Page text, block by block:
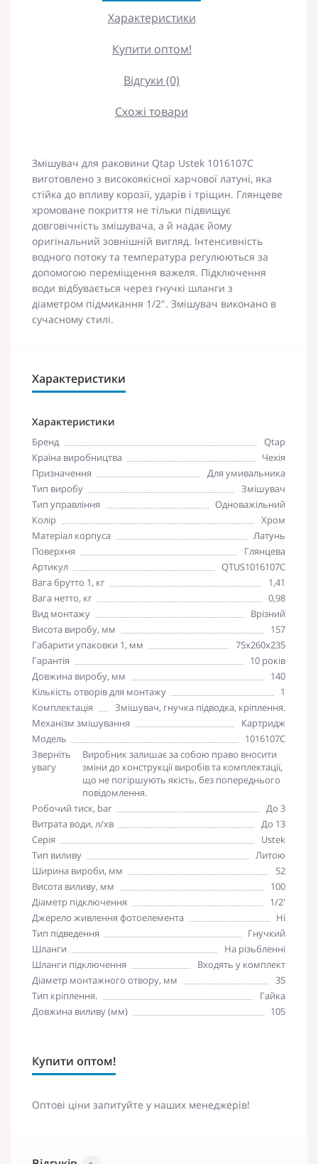
Характеристики
Купити оптом!
Відгуки (0)
Схожі товари
Змішувач для раковини Qtap Ustek 1016107C
виготовлено з високоякісної харчової латуні, яка
стійка до впливу корозії, ударів і тріщин. Глянцеве
хромоване покриття не тільки підвищує
довговічність змішувача, а й надає йому
оригінальний зовнішній вигляд. Інтенсивність
водного потоку та температура регулюються за
допомогою переміщення важеля. Підключення
води відбувається через гнучкі шланги з
діаметром підмикання 1/2". Змішувач виконано в
сучасному стилі.
Характеристики
Характеристики
Бренд
Qtap
Країна виробництва
Чехія
Призначення
Для умивальника
Тип виробу
Змішувач
Тип управління
Одноважільний
Колір
Хром
Матеріал корпуса
Латунь
Поверхня
Глянцева
Артикул
QTUS1016107C
Вага брутто 1, кг
1,41
Вага нетто, кг
0,98
Вид монтажу
Врізний
Висота виробу, мм
157
Габарити упаковки 1, мм
75х260х235
Гарантія
10 років
Довжина виробу, мм
140
Кількість отворів для монтажу
1
Комплектація
Змішувач, гнучка підводка, кріплення.
Механізм змішування
Картридж
Модель
1016107C
Зверніть
увагу
Виробник залишає за собою право вносити
зміни до конструкції виробів та комплектації,
що не погіршують якість, без попереднього
повідомлення.
Робочий тиск, bar
До 3
Витрата води, л/хв
До 13
Серія
Ustek
Тип виливу
Литою
Ширина вироби, мм
52
Висота виливу, мм
100
Діаметр підключення
1/2'
Джерело живлення фотоелемента
Ні
Тип підведення
Гнучкий
Шланги
На різьбленні
Шланги підключення
Входять у комплект
Діаметр монтажного отвору, мм
35
Тип кріплення.
Гайка
Довжина виливу (мм)
105
Купити оптом!
Оптові ціни запитуйте у наших менеджерів!